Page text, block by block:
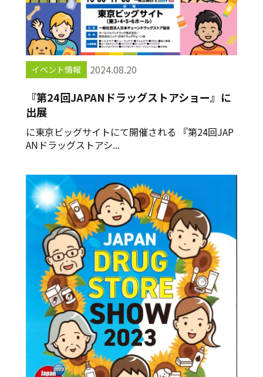
イベント情報 2024.08.20
『第24回JAPANドラッグストアショー』に
出展
に東京ビッグサイトにて開催される 『第24回JAP
ANドラッグストアシ...